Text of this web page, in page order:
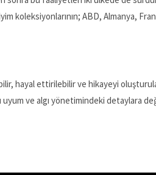
koleksiyonlarının; ABD, Almanya,
hayal ettirilebilir ve hikayeyi
ve algı yönetimindeki detaylara